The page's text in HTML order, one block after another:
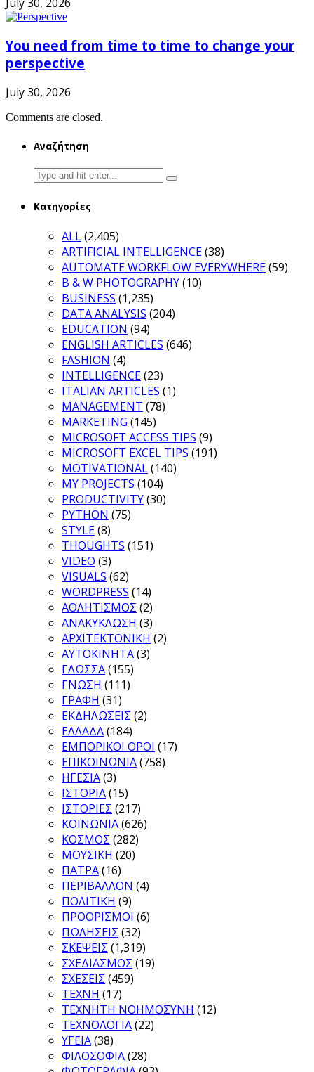
You need from time to time to change your
perspective
July 30, 2026
Comments are closed.
Αναζήτηση
Search
for:
Κατηγορίες
ALL(2,405)
ARTIFICIAL INTELLIGENCE(38)
AUTOMATE WORKFLOW EVERYWHERE(59)
B & W PHOTOGRAPHY(10)
BUSINESS (1,235)
DATA ANALYSIS (204)
EDUCATION (94)
ENGLISH ARTICLES (646)
FASHION (4)
INTELLIGENCE(23)
ITALIAN ARTICLES (1)
MANAGEMENT (78)
MARKETING (145)
MICROSOFT ACCESS TIPS (9)
MICROSOFT EXCEL TIPS (191)
MOTIVATIONAL(140)
MY PROJECTS (104)
PRODUCTIVITY(30)
PYTHON (75)
STYLE(8)
THOUGHTS (151)
VIDEO (3)
VISUALS (62)
WORDPRESS (14)
ΑΘΛΗΤΙΣΜΟΣ (2)
ΑΝΑΚΥΚΛΩΣΗ (3)
ΑΡΧΙΤΕΚΤΟΝΙΚΗ (2)
ΑΥΤΟΚΙΝΗΤΑ(3)
ΓΛΩΣΣΑ(155)
ΓΝΩΣΗ (111)
ΓΡΑΦΗ (31)
ΕΚΔΗΛΩΣΕΙΣ (2)
ΕΛΛΑΔΑ(184)
ΕΜΠΟΡΙΚΟΙ ΟΡΟΙ (17)
ΕΠΙΚΟΙΝΩΝΙΑ(758)
ΗΓΕΣΙΑ(3)
ΙΣΤΟΡΙΑ(15)
ΙΣΤΟΡΙΕΣ (217)
ΚΟΙΝΩΝΙΑ(626)
ΚΟΣΜΟΣ (282)
ΜΟΥΣΙΚΗ (20)
ΠΑΤΡΑ(16)
ΠΕΡΙΒΑΛΛΟΝ (4)
ΠΟΛΙΤΙΚΗ (9)
ΠΡΟΟΡΙΣΜΟΙ (6)
ΠΩΛΗΣΕΙΣ (32)
ΣΚΕΨΕΙΣ (1,319)
ΣΧΕΔΙΑΣΜΟΣ (19)
ΣΧΕΣΕΙΣ (459)
ΤΕΧΝΗ (17)
ΤΕΧΝΗΤΗ ΝΟΗΜΟΣΥΝΗ (12)
ΤΕΧΝΟΛΟΓΙΑ(22)
ΥΓΕΙΑ(38)
ΦΙΛΟΣΟΦΙΑ(28)